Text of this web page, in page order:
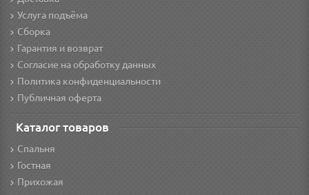
Услуга подъёма
Сборка
Гарантия и возврат
Согласие на обработку данных
Политика конфиденциальности
Публичная оферта
Каталог товаров
Спальня
Гостная
Прихожая